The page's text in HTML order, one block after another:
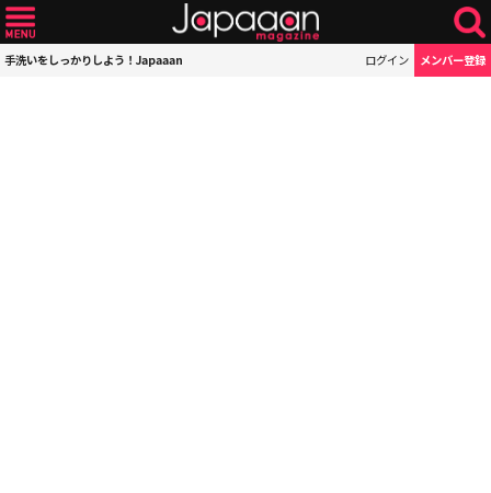
手洗いをしっかりしよう！Japaaan ログイン メンバー登録